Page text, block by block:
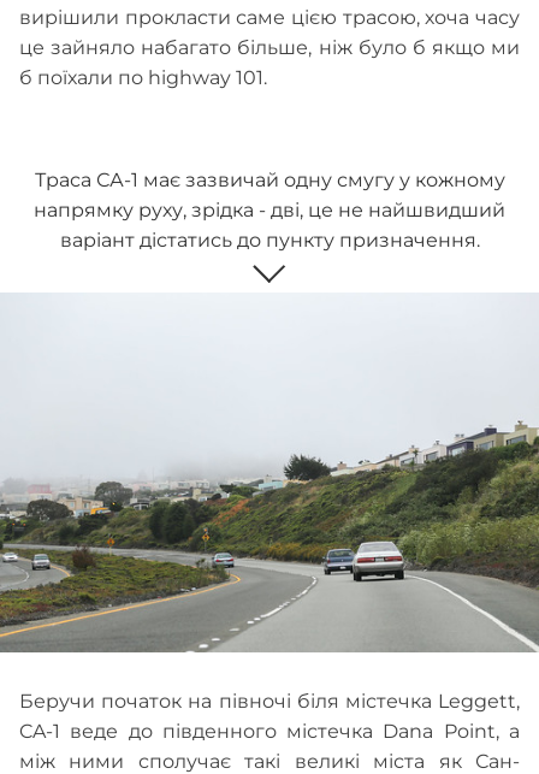
вирішили прокласти саме цією трасою, хоча часу
це зайняло набагато більше, ніж було б якщо ми
б поїхали по highway 101.
Траса СА-1 має зазвичай одну смугу у кожному
напрямку руху, зрідка - дві, це не найшвидший
варіант дістатись до пункту призначення.
Беручи початок на півночі біля містечка Leggett,
CA-1 веде до південного містечка Dana Point, а
між ними сполучає такі великі міста як Сан-